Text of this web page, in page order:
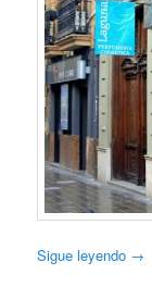
Sigue leyendo →